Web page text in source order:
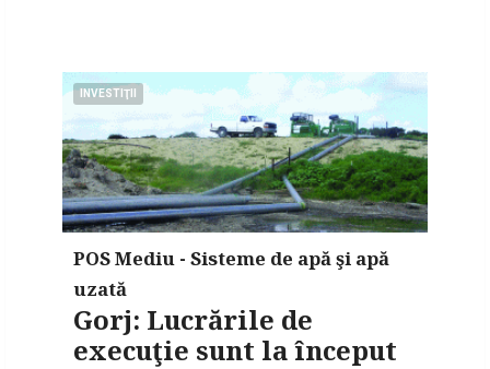
INVESTIŢII
POS Mediu - Sisteme de apă şi apă
uzată
Gorj: Lucrările de
execuţie sunt la început